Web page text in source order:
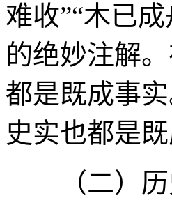
难收”“木已
的绝妙注解
都是既成事
史实也都是既
（二）历